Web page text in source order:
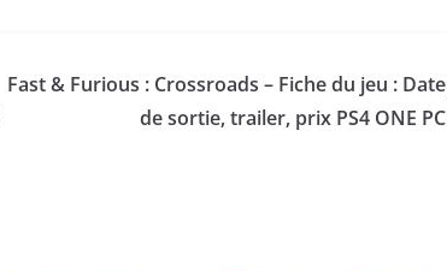
Fast & Furious : Crossroads – Fiche du jeu : Date
de sortie, trailer, prix PS4 ONE PC